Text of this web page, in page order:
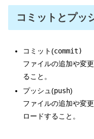
コミットとプッ
コミット(commit)
ファイルの追加や変
ること。
プッシュ(push)
ファイルの追加や変
ロードすること。